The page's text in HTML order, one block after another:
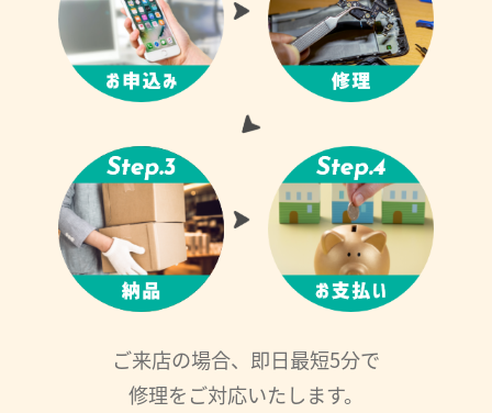
ご来店の場合、即日最短5分で
修理をご対応いたします。